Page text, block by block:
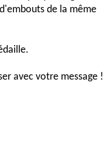
de la même
avec votre message !